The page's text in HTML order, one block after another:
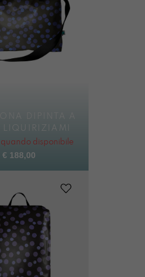
LIQUIRIZIAMI
quando disponibile
€ 188,00